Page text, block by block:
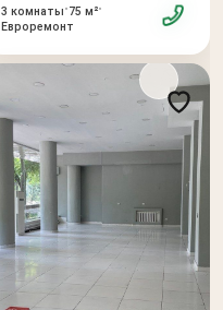
3 комнаты•75 м²•
Евроремонт